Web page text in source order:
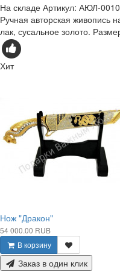
На складе Артикул: АЮЛ-0010
Ручная авторская живопись
лак, сусальное золото.
Хит
Нож "Дракон"
54 000.00 RUB
В корзину
Заказ в один клик